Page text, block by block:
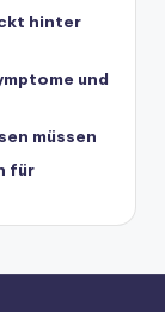
hinter
und
müssen
für